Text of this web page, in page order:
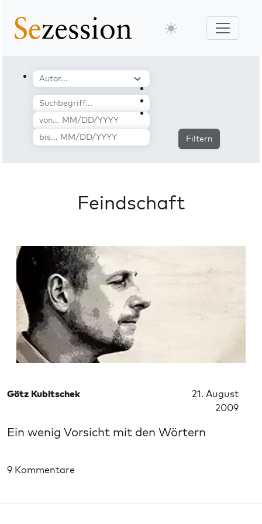
Filtern
Feindschaft
Götz Kubitschek
21. August
2009
Ein wenig Vorsicht mit den Wörtern
9 Kommentare